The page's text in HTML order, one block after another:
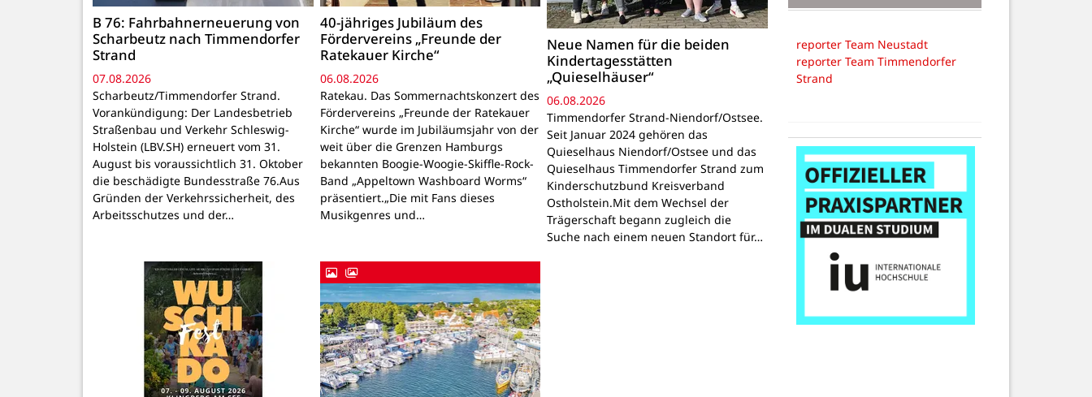
B 76: Fahrbahnerneuerung von
Scharbeutz nach Timmendorfer
Strand
07.08.2026
Scharbeutz/Timmendorfer Strand.
Vorankündigung: Der Landesbetrieb
Straßenbau und Verkehr Schleswig-
Holstein (LBV.SH) erneuert vom 31.
August bis voraussichtlich 31. Oktober
die beschädigte Bundesstraße 76.Aus
Gründen der Verkehrssicherheit, des
Arbeitsschutzes und der…
40-jähriges Jubiläum des
Fördervereins „Freunde der
Ratekauer Kirche“
06.08.2026
Ratekau. Das Sommernachtskonzert des
Fördervereins „Freunde der Ratekauer
Kirche“ wurde im Jubiläumsjahr von der
weit über die Grenzen Hamburgs
bekannten Boogie-Woogie-Skiffle-Rock-
Band „Appeltown Washboard Worms“
präsentiert.„Die mit Fans dieses
Musikgenres und…
Neue Namen für die beiden
Kindertagesstätten
„Quieselhäuser“
06.08.2026
Timmendorfer Strand-Niendorf/Ostsee.
Seit Januar 2024 gehören das
Quieselhaus Niendorf/Ostsee und das
Quieselhaus Timmendorfer Strand zum
Kinderschutzbund Kreisverband
Ostholstein.Mit dem Wechsel der
Trägerschaft begann zugleich die
Suche nach einem neuen Standort für…
reporter Team Neustadt
reporter Team Timmendorfer
Strand